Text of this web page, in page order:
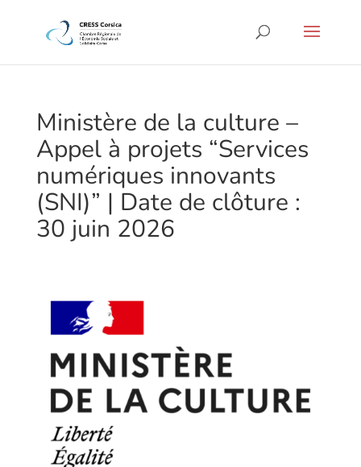
Ministère de la culture –
Appel à projets “Services
numériques innovants
(SNI)” | Date de clôture :
30 juin 2026